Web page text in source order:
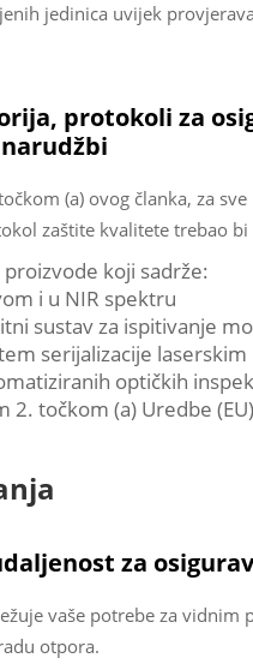
jedinica uvijek
protokoli za
(a) ovog članka, za
zaštite kvalitete trebao
koji sadrže:
i u NIR spektru
sustav za ispitivanje
serijalizacije
optičkih
2. točkom (a) Uredbe
za
vaše potrebe za vidnim
otpora.